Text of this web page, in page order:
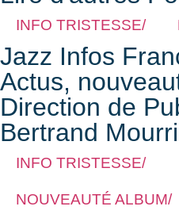
INFO TRISTESSE/
Jazz Infos
Actus,
Direction de
Bertrand Mourri
INFO TRISTESSE/
NOUVEAUTÉ ALBUM/